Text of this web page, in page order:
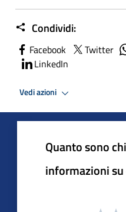
Condividi:
Facebook Twitter
LinkedIn
Vedi azioni
Quanto sono
informazioni